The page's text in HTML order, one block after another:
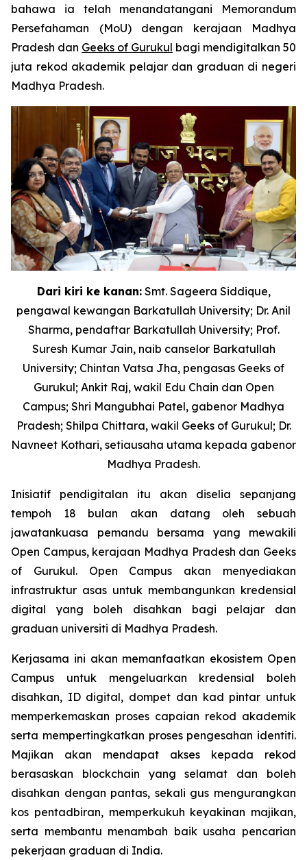
bahawa ia telah menandatangani Memorandum
Persefahaman (MoU) dengan kerajaan Madhya
Pradesh dan Geeks of Gurukul bagi mendigitalkan 50
juta rekod akademik pelajar dan graduan di negeri
Madhya Pradesh.
Dari kiri ke kanan:Smt. Sageera Siddique,
pengawal kewangan Barkatullah University; Dr. Anil
Sharma, pendaftar Barkatullah University; Prof.
Suresh Kumar Jain, naib canselor Barkatullah
University; Chintan Vatsa Jha, pengasas Geeks of
Gurukul; Ankit Raj, wakil Edu Chain dan Open
Campus; Shri Mangubhai Patel, gabenor Madhya
Pradesh; Shilpa Chittara, wakil Geeks of Gurukul; Dr.
Navneet Kothari, setiausaha utama kepada gabenor
Madhya Pradesh.
Inisiatif pendigitalan itu akan diselia sepanjang
tempoh 18 bulan akan datang oleh sebuah
jawatankuasa pemandu bersama yang mewakili
Open Campus, kerajaan Madhya Pradesh dan Geeks
of Gurukul. Open Campus akan menyediakan
infrastruktur asas untuk membangunkan kredensial
digital yang boleh disahkan bagi pelajar dan
graduan universiti di Madhya Pradesh.
Kerjasama ini akan memanfaatkan ekosistem Open
Campus untuk mengeluarkan kredensial boleh
disahkan, ID digital, dompet dan kad pintar untuk
memperkemaskan proses capaian rekod akademik
serta mempertingkatkan proses pengesahan identiti.
Majikan akan mendapat akses kepada rekod
berasaskan blockchain yang selamat dan boleh
disahkan dengan pantas, sekali gus mengurangkan
kos pentadbiran, memperkukuh keyakinan majikan,
serta membantu menambah baik usaha pencarian
pekerjaan graduan di India.